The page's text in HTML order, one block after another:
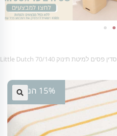
סדין פסים למיטת תינוק 70/140 Little Dutch
15% הנחה